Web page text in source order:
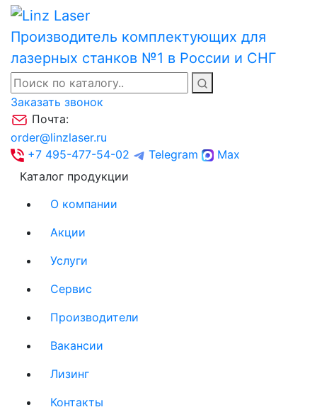
Производитель комплектующих для
лазерных станков №1 в России и СНГ
Заказать звонок
Почта:
order@linzlaser.ru
+7 495-477-54-02
Telegram
Max
Каталог продукции
О компании
Акции
Услуги
Сервис
Производители
Вакансии
Лизинг
Контакты